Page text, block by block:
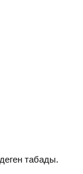
табады.